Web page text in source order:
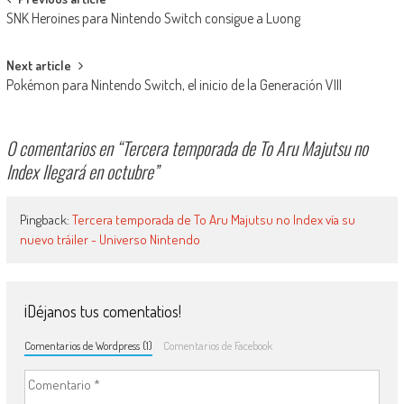
SNK Heroines para Nintendo Switch consigue a Luong
Next article
Pokémon para Nintendo Switch, el inicio de la Generación VIII
0 comentarios en “Tercera temporada de To Aru Majutsu no
Index llegará en octubre”
Pingback: Tercera temporada de To Aru Majutsu no Index vía su
nuevo tráiler - Universo Nintendo
¡Déjanos tus comentatios!
Comentarios de Wordpress (1) Comentarios de Facebook